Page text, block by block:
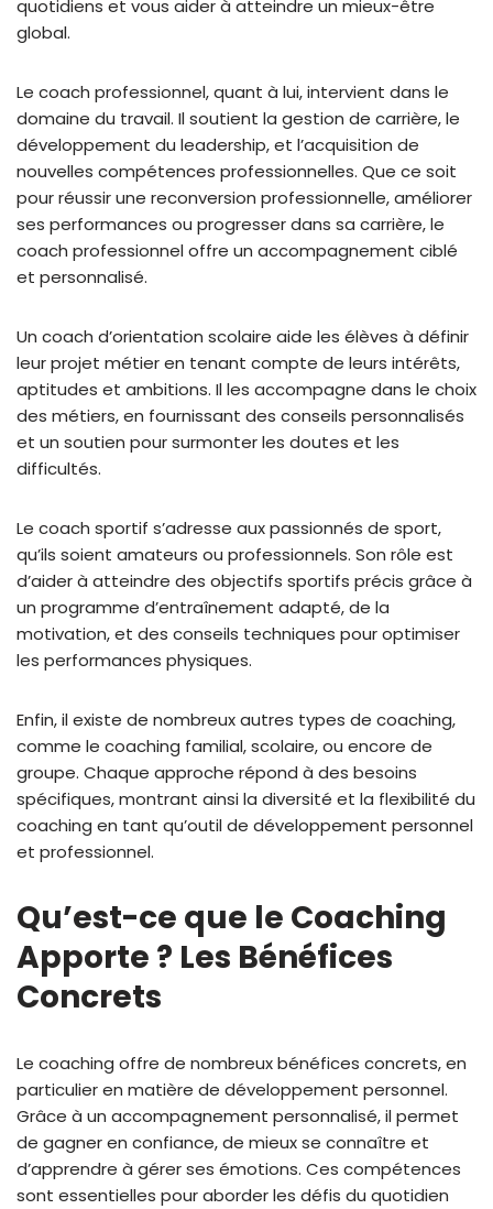
quotidiens et vous aider à atteindre un mieux-être
global.
Le coach professionnel, quant à lui, intervient dans le
domaine du travail. Il soutient la gestion de carrière, le
développement du leadership, et l’acquisition de
nouvelles compétences professionnelles. Que ce soit
pour réussir une reconversion professionnelle, améliorer
ses performances ou progresser dans sa carrière, le
coach professionnel offre un accompagnement ciblé
et personnalisé.
Un coach d’orientation scolaire aide les élèves à définir
leur projet métier en tenant compte de leurs intérêts,
aptitudes et ambitions. Il les accompagne dans le choix
des métiers, en fournissant des conseils personnalisés
et un soutien pour surmonter les doutes et les
difficultés.
Le coach sportif s’adresse aux passionnés de sport,
qu’ils soient amateurs ou professionnels. Son rôle est
d’aider à atteindre des objectifs sportifs précis grâce à
un programme d’entraînement adapté, de la
motivation, et des conseils techniques pour optimiser
les performances physiques.
Enfin, il existe de nombreux autres types de coaching,
comme le coaching familial, scolaire, ou encore de
groupe. Chaque approche répond à des besoins
spécifiques, montrant ainsi la diversité et la flexibilité du
coaching en tant qu’outil de développement personnel
et professionnel.
Qu’est-ce que le Coaching
Apporte ? Les Bénéfices
Concrets
Le coaching offre de nombreux bénéfices concrets, en
particulier en matière de développement personnel.
Grâce à un accompagnement personnalisé, il permet
de gagner en confiance, de mieux se connaître et
d’apprendre à gérer ses émotions. Ces compétences
sont essentielles pour aborder les défis du quotidien